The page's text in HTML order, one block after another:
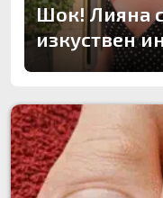
Шок! Лияна
изкуствен